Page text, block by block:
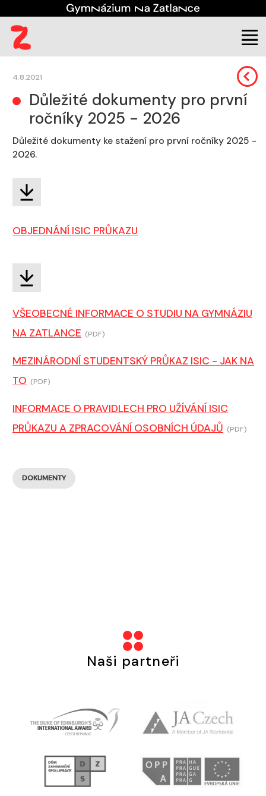
Aktuality
4.8.2021
Důležité dokumenty pro první
ročníky 2025 - 2026
Důležité dokumenty ke stažení pro první ročníky 2025 -
2026.
OBJEDNÁNÍ ISIC PRŮKAZU
VŠEOBECNÉ INFORMACE O STUDIU NA GYMNÁZIU
NA ZATLANCE (PDF)
MEZINÁRODNÍ STUDENTSKÝ PRŮKAZ ISIC - JAK NA
TO (PDF)
INFORMACE O PRAVIDLECH PRO UŽÍVÁNÍ ISIC
PRŮKAZU A ZPRACOVÁNÍ OSOBNÍCH ÚDAJŮ (PDF)
DOKUMENTY
Naši partneři